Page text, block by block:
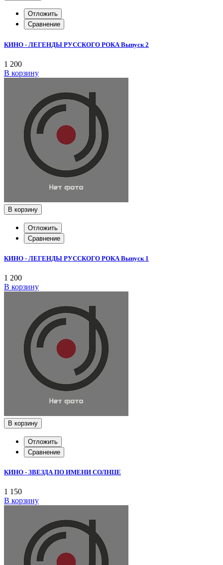
Отложить
Сравнение
КИНО - ЛЕГЕНДЫ РУССКОГО РОКА Выпуск 2
1 200
В корзину
В корзину
Отложить
Сравнение
КИНО - ЛЕГЕНДЫ РУССКОГО РОКА Выпуск 1
1 200
В корзину
В корзину
Отложить
Сравнение
КИНО - ЗВЕЗДА ПО ИМЕНИ СОЛНЦЕ
1 150
В корзину